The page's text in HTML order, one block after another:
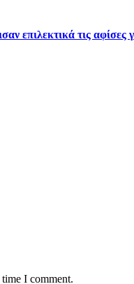
επιλεκτικά τις αφίσες
I comment.